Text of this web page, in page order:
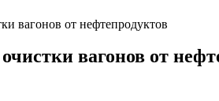
вагонов от нефтепродуктов
вагонов от